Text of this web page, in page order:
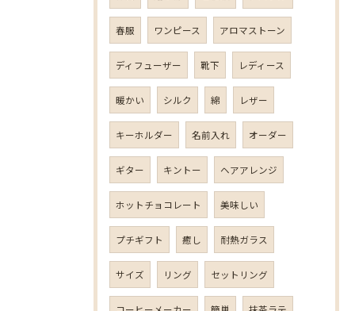
春服 ワンピース アロマストーン
ディフューザー 靴下 レディース
暖かい シルク 綿 レザー
キーホルダー 名前入れ オーダー
ギター キントー ヘアアレンジ
ホットチョコレート 美味しい
プチギフト 癒し 耐熱ガラス
サイズ リング セットリング